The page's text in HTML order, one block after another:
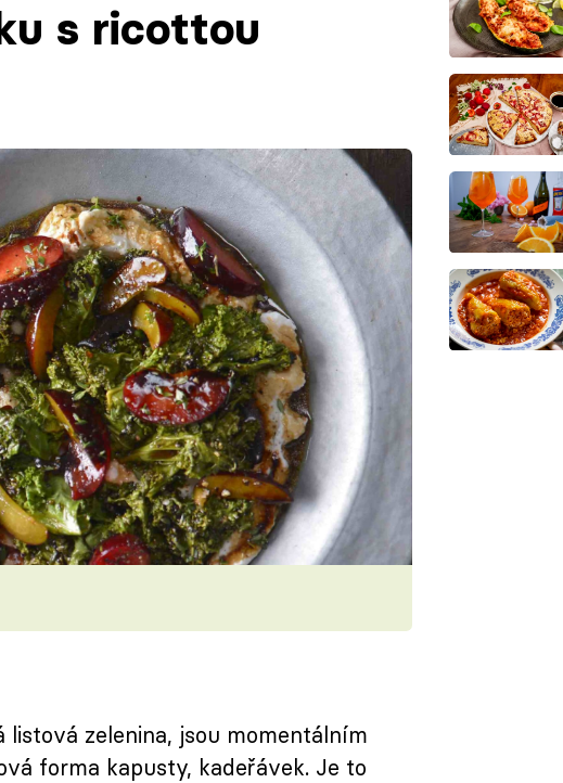
s ricottou
zelenina, jsou momentálním
forma kapusty, kadeřávek. Je to